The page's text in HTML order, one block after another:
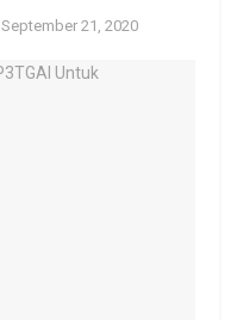
September 21, 2020